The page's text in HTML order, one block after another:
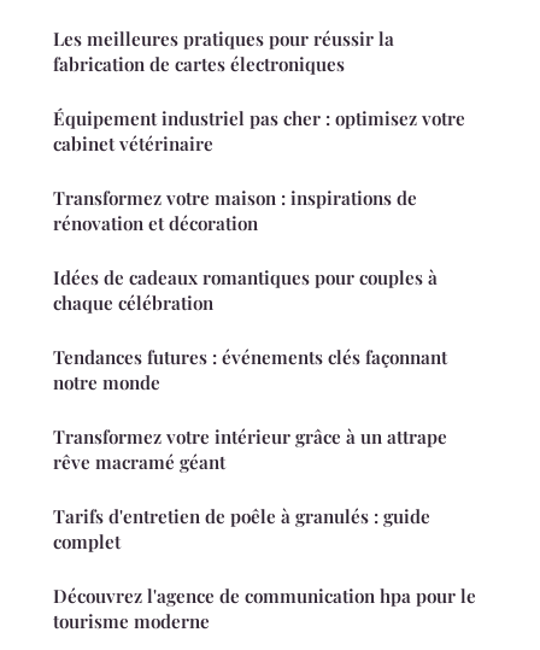
Les meilleures pratiques pour réussir la
fabrication de cartes électroniques
Équipement industriel pas cher : optimisez votre
cabinet vétérinaire
Transformez votre maison : inspirations de
rénovation et décoration
Idées de cadeaux romantiques pour couples à
chaque célébration
Tendances futures : événements clés façonnant
notre monde
Transformez votre intérieur grâce à un attrape
rêve macramé géant
Tarifs d'entretien de poêle à granulés : guide
complet
Découvrez l'agence de communication hpa pour le
tourisme moderne